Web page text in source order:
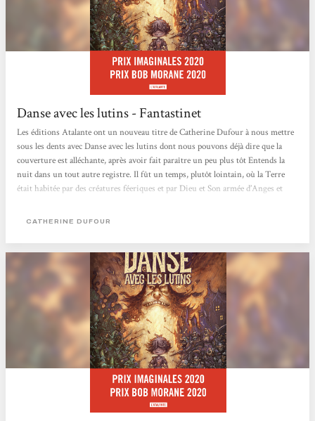
Danse avec les lutins - Fantastinet
Les éditions Atalante ont un nouveau titre de Catherine Dufour à nous mettre
sous les dents avec Danse avec les lutins dont nous pouvons déjà dire que la
couverture est alléchante, après avoir fait paraître un peu plus tôt Entends la
nuit dans un tout autre registre. Il fût un temps, plutôt lointain, où la Terre
était habitée par des créatures féeriques et par Dieu et Son armée d’Anges et
Terre se vida donc d’une grande partie des créatures magiques et de toute...
CATHERINE DUFOUR